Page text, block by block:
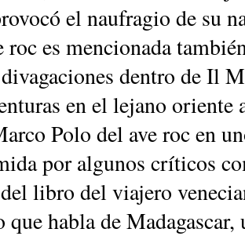
el naufragio de su
roc es mencionada
dentro de Il
en el lejano
Polo del ave roc en
por algunos críticos
libro del viajero
que habla de